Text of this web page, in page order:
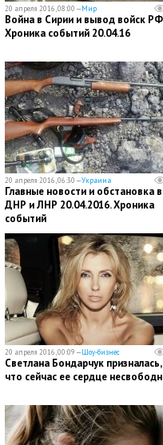
20 апреля 2016, 08:00 —Мир
Война в Сирии и вывод войск
Хроника событий 20.04.16
20 апреля 2016, 06:30 —Украина
Главные новости и обстановка в
ДНР и ЛНР 20.04.2016. Хроника
событий
20 апреля 2016, 00:09 —Шоу-бизнес
Светлана Бондарчук призналась,
что сейчас ее сердце